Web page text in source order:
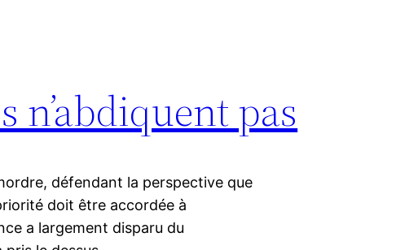
n’abdiquent pas
défendant la perspective que
doit être accordée à
a largement disparu du